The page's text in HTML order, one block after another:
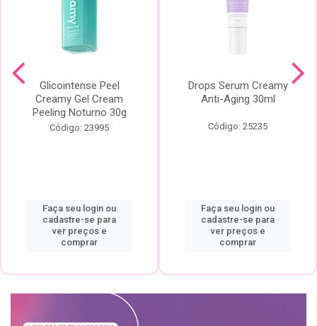
Glicointense Peel
Creamy Gel Cream
Peeling Noturno 30g
Código: 23995
Faça seu login ou
cadastre-se para
ver preços e
comprar
Drops Serum Creamy
Anti-Aging 30ml
Código: 25235
Faça seu login ou
cadastre-se para
ver preços e
comprar